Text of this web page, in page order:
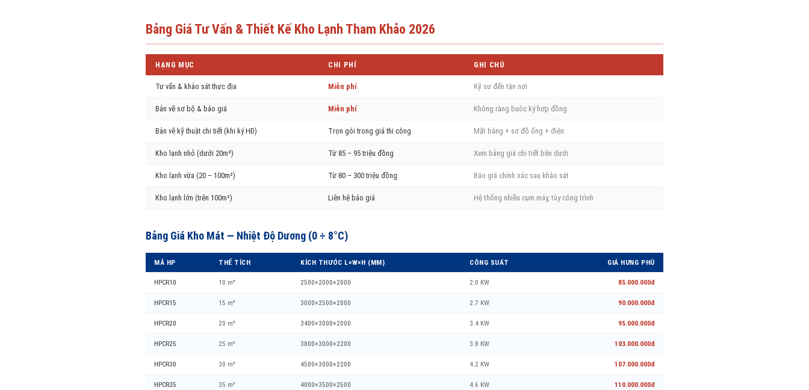
Bảng Giá Tư Vấn & Thiết Kế Kho Lạnh Tham Khảo 2026
HẠNG MỤC CHI PHÍ GHI CHÚ
Tư vấn & khảo sát thực địa Miễn phí Kỹ sư đến tận nơi
Bản vẽ sơ bộ & báo giá Miễn phí Không ràng buộc ký hợp đồng
Bản vẽ kỹ thuật chi tiết (khi ký HĐ) Trọn gói trong giá thi công Mặt bằng + sơ đồ ống + điện
Kho lạnh nhỏ (dưới 20m³) Từ 85 – 95 triệu đồng Xem bảng giá chi tiết bên dưới
Kho lạnh vừa (20 – 100m²) Từ 80 – 300 triệu đồng Báo giá chính xác sau khảo sát
Kho lạnh lớn (trên 100m²) Liên hệ báo giá Hệ thống nhiều cụm máy, tùy công trình
Bảng Giá Kho Mát — Nhiệt Độ Dương (0 ÷ 8°C)
MÃ HP THỂ TÍCH KÍCH THƯỚC L×W×H (MM) CÔNG SUẤT GIÁ HƯNG PHÚ
HPCR10 10 m³ 2500×2000×2000 2.0 KW 85.000.000đ
HPCR15 15 m³ 3000×2500×2000 2.7 KW 90.000.000đ
HPCR20 20 m³ 3400×3000×2000 3.4 KW 95.000.000đ
HPCR25 25 m³ 3800×3000×2200 3.8 KW 103.000.000đ
HPCR30 30 m³ 4500×3000×2200 4.2 KW 107.000.000đ
HPCR35 35 m³ 4000×3500×2500 4.6 KW 110.000.000đ